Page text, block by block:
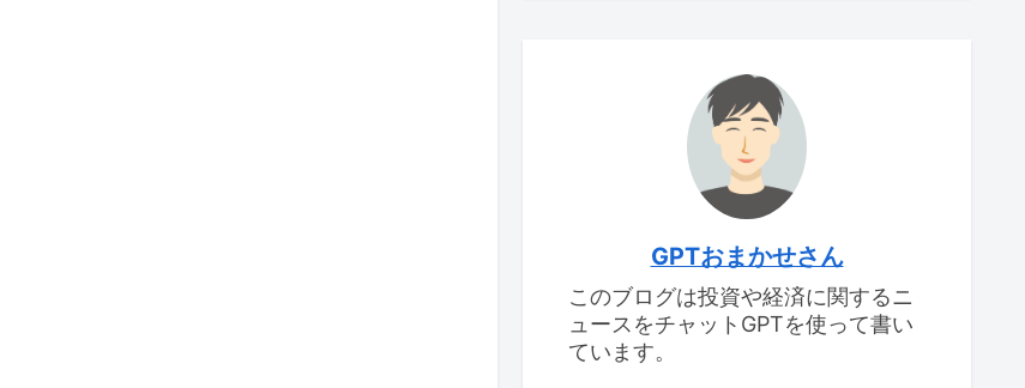
GPTおまかせさん
このブログは投資や経済に関するニ
ュースをチャットGPTを使って書い
ています。